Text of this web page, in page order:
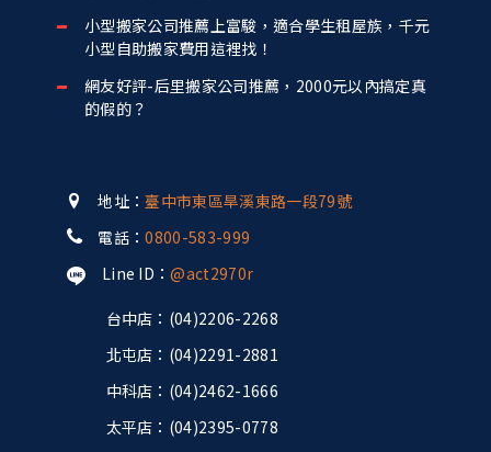
小型搬家公司推薦上富駿，適合學生租屋族，千元
小型自助搬家費用這裡找！
網友好評-后里搬家公司推薦，2000元以內搞定真
的假的？
地址：臺中市東區旱溪東路一段79號
電話：0800-583-999
Line ID：@act2970r
台中店：(04)2206-2268
北屯店：(04)2291-2881
中科店：(04)2462-1666
太平店：(04)2395-0778